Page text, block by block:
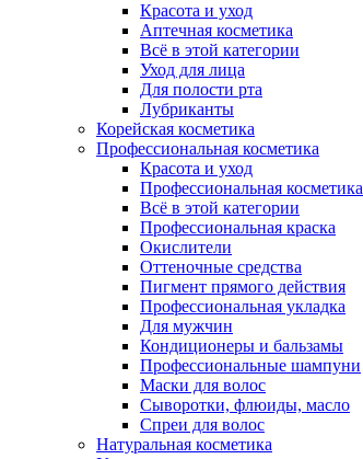
Красота и уход
Аптечная косметика
Всё в этой категории
Уход для лица
Для полости рта
Лубриканты
Корейская косметика
Профессиональная косметика
Красота и уход
Профессиональная косметика
Всё в этой категории
Профессиональная краска
Окислители
Оттеночные средства
Пигмент прямого действия
Профессиональная укладка
Для мужчин
Кондиционеры и бальзамы
Профессиональные шампуни
Маски для волос
Сыворотки, флюиды, масло
Спреи для волос
Натуральная косметика